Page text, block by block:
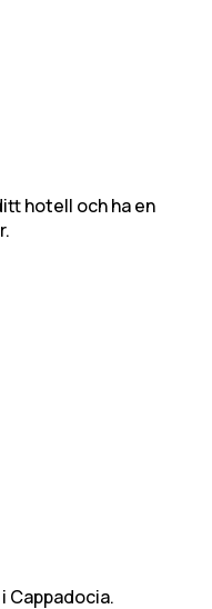
hotell och ha en
Cappadocia.